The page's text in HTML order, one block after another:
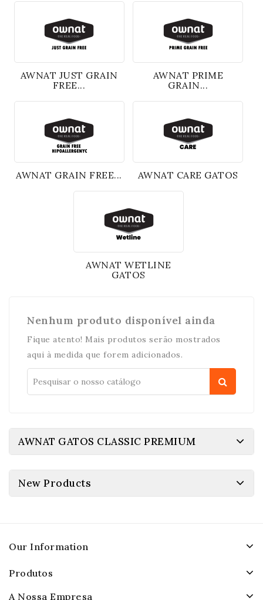
AWNAT JUST GRAIN
FREE...
AWNAT PRIME
GRAIN...
AWNAT GRAIN FREE... AWNAT CARE GATOS
AWNAT WETLINE
GATOS
Nenhum produto disponível ainda
Fique atento! Mais produtos serão mostrados
aqui à medida que forem adicionados.
AWNAT GATOS CLASSIC PREMIUM
New Products
Our Information
Produtos
A Nossa Empresa